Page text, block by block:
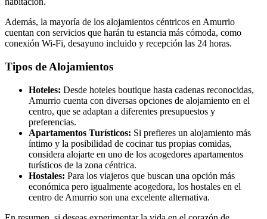
Además, la mayoría de los alojamientos céntricos en Amurrio
cuentan con servicios que harán tu estancia más cómoda, como
conexión Wi-Fi, desayuno incluido y recepción las 24 horas.
Tipos de Alojamientos
Hoteles: Desde hoteles boutique hasta cadenas reconocidas,
Amurrio cuenta con diversas opciones de alojamiento en el
centro, que se adaptan a diferentes presupuestos y
preferencias.
Apartamentos Turísticos: Si prefieres un alojamiento más
íntimo y la posibilidad de cocinar tus propias comidas,
considera alojarte en uno de los acogedores apartamentos
turísticos de la zona céntrica.
Hostales: Para los viajeros que buscan una opción más
económica pero igualmente acogedora, los hostales en el
centro de Amurrio son una excelente alternativa.